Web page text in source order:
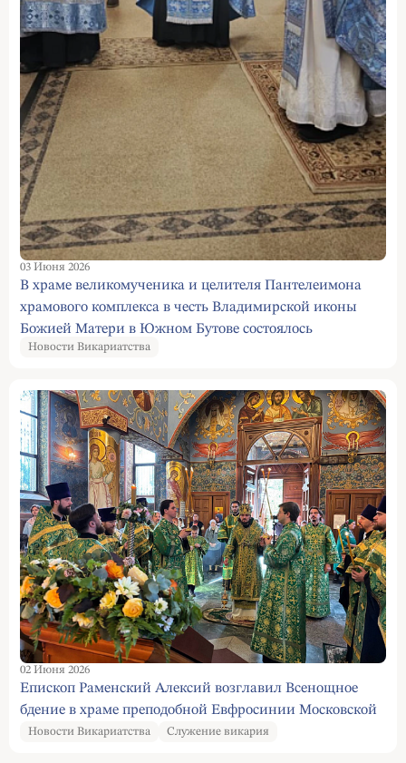
03 Июня 2026
В храме великомученика и целителя Пантелеимона
храмового комплекса в честь Владимирской иконы
Божией Матери в Южном Бутове состоялось
праздничное богослужение в честь престольного
Новости Викариатства
02 Июня 2026
Епископ Раменский Алексий возглавил Всенощное
бдение в храме преподобной Евфросинии Московской
Новости Викариатства Служение викария